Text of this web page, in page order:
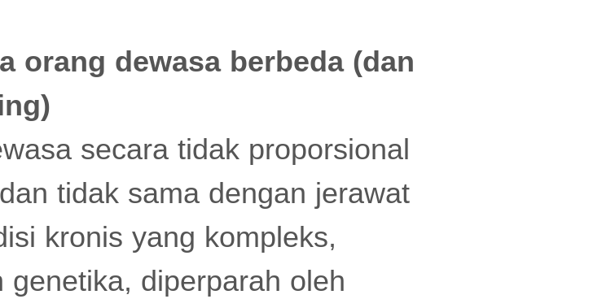
orang dewasa berbeda (dan
secara tidak proporsional
tidak sama dengan jerawat
kronis yang kompleks,
diperparah oleh